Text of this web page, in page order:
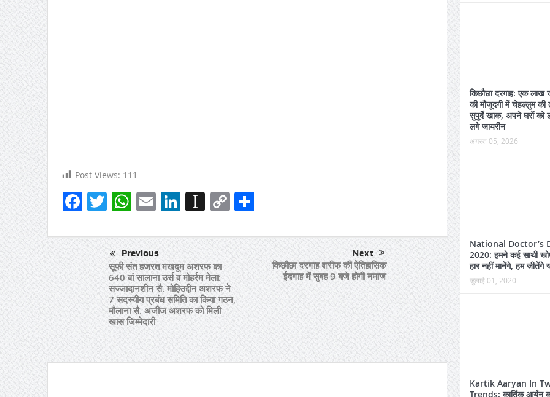
Post Views: 111
Facebook
Twitter
WhatsApp
EmailLinkedIn
Instapaper
CopyShare
Previous
सूफी संत हजरत मखदूम अशरफ का
640 वां सालाना उर्स व मोहर्रम मेला:
सज्जादानशीन सै. मोहिउद्दीन अशरफ ने
7 सदस्यीय प्रबंध समिति का किया गठन,
मौलाना सै. अजीज अशरफ को मिली
खास जिम्मेदारी
Next
किछौछा दरगाह शरीफ की ऐतिहासिक
ईदगाह में सुबह 9 बजे होगी नमाज
किछौछा दरगाह: एक लाख
की मौजूदगी में चेहल्लुम की
सुपुर्दे खाक, अपने घरों को
लगे जायरीन
अगस्त 05, 2026
National Doctor’s
2020: हमने कई साथी
हार नहीं मानेंगे, हम जीतेंगे
जुलाई 01, 2020
Kartik Aaryan In
Trends: कार्तिक आर्यन